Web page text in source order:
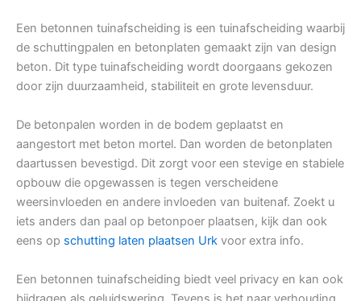
Een betonnen tuinafscheiding is een tuinafscheiding waarbij
de schuttingpalen en betonplaten gemaakt zijn van design
beton. Dit type tuinafscheiding wordt doorgaans gekozen
door zijn duurzaamheid, stabiliteit en grote levensduur.
De betonpalen worden in de bodem geplaatst en
aangestort met beton mortel. Dan worden de betonplaten
daartussen bevestigd. Dit zorgt voor een stevige en stabiele
opbouw die opgewassen is tegen verscheidene
weersinvloeden en andere invloeden van buitenaf. Zoekt u
iets anders dan paal op betonpoer plaatsen, kijk dan ook
eens op schutting laten plaatsen Urk voor extra info.
Een betonnen tuinafscheiding biedt veel privacy en kan ook